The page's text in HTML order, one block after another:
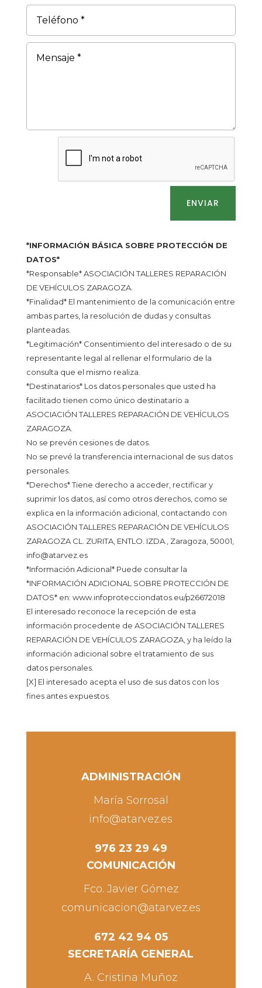
ENVIAR
*INFORMACIÓN BÁSICA SOBRE PROTECCIÓN DE
DATOS*
*Responsable* ASOCIACIÓN TALLERES REPARACIÓN
DE VEHÍCULOS ZARAGOZA.
*Finalidad* El mantenimiento de la comunicación entre
ambas partes, la resolución de dudas y consultas
planteadas.
*Legitimación* Consentimiento del interesado o de su
representante legal al rellenar el formulario de la
consulta que el mismo realiza.
*Destinatarios* Los datos personales que usted ha
facilitado tienen como único destinatario a
ASOCIACIÓN TALLERES REPARACIÓN DE VEHÍCULOS
ZARAGOZA.
No se prevén cesiones de datos.
No se prevé la transferencia internacional de sus datos
personales.
*Derechos* Tiene derecho a acceder, rectificar y
suprimir los datos, así como otros derechos, como se
explica en la información adicional, contactando con
ASOCIACIÓN TALLERES REPARACIÓN DE VEHÍCULOS
ZARAGOZA CL. ZURITA, ENTLO. IZDA., Zaragoza, 50001,
info@atarvez.es
*Información Adicional* Puede consultar la
*INFORMACIÓN ADICIONAL SOBRE PROTECCIÓN DE
DATOS* en: www.infoprotecciondatos.eu/p26672018
El interesado reconoce la recepción de esta
información procedente de ASOCIACIÓN TALLERES
REPARACIÓN DE VEHÍCULOS ZARAGOZA, y ha leído la
información adicional sobre el tratamiento de sus
datos personales.
[X] El interesado acepta el uso de sus datos con los
fines antes expuestos.
ADMINISTRACIÓN
María Sorrosal
info@atarvez.es
976 23 29 49
COMUNICACIÓN
Fco. Javier Gómez
comunicacion@atarvez.es
672 42 94 05
SECRETARÍA GENERAL
A. Cristina Muñoz